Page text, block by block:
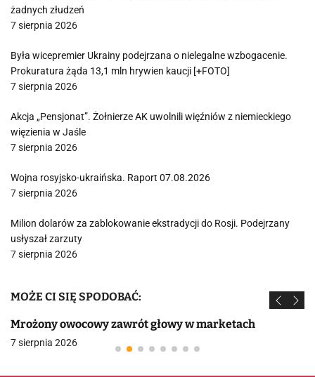
żadnych złudzeń
7 sierpnia 2026
Była wicepremier Ukrainy podejrzana o nielegalne wzbogacenie.
Prokuratura żąda 13,1 mln hrywien kaucji [+FOTO]
7 sierpnia 2026
Akcja „Pensjonat”. Żołnierze AK uwolnili więźniów z niemieckiego
więzienia w Jaśle
7 sierpnia 2026
Wojna rosyjsko-ukraińska. Raport 07.08.2026
7 sierpnia 2026
Milion dolarów za zablokowanie ekstradycji do Rosji. Podejrzany
usłyszał zarzuty
7 sierpnia 2026
MOŻE CI SIĘ SPODOBAĆ:
Mrożony owocowy zawrót głowy w marketach
7 sierpnia 2026